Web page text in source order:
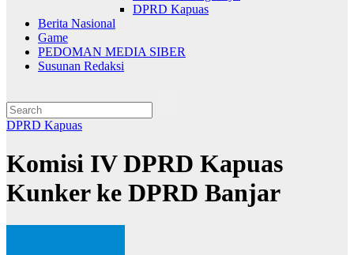
DPRD Kapuas
Berita Nasional
Game
PEDOMAN MEDIA SIBER
Susunan Redaksi
DPRD Kapuas
Komisi IV DPRD Kapuas
Kunker ke DPRD Banjar